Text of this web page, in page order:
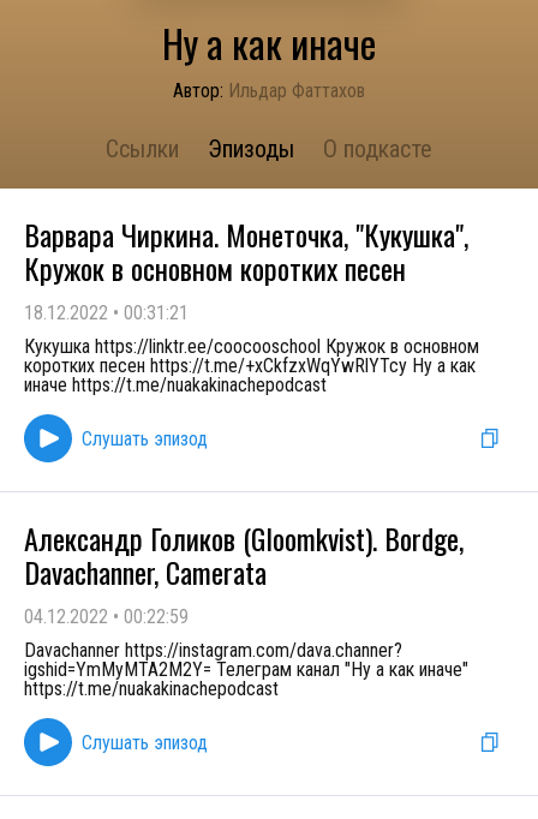
Ну а как иначе
Автор: Ильдар Фаттахов
Ссылки Эпизоды О подкасте
Варвара Чиркина. Монеточка, "Кукушка",
Кружок в основном коротких песен
18.12.2022 • 00:31:21
Кукушка https://linktr.ee/coocooschool Кружок в основном
коротких песен https://t.me/+xCkfzxWqYwRlYTcy Ну а как
иначе https://t.me/nuakakinachepodcast
Слушать эпизод
Александр Голиков (Gloomkvist). Bordge,
Davachanner, Camerata
04.12.2022 • 00:22:59
Davachanner https://instagram.com/dava.channer?
igshid=YmMyMTA2M2Y= Телеграм канал "Ну а как иначе"
https://t.me/nuakakinachepodcast
Слушать эпизод